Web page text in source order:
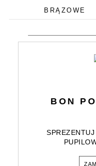
BRĄZOWE
BON